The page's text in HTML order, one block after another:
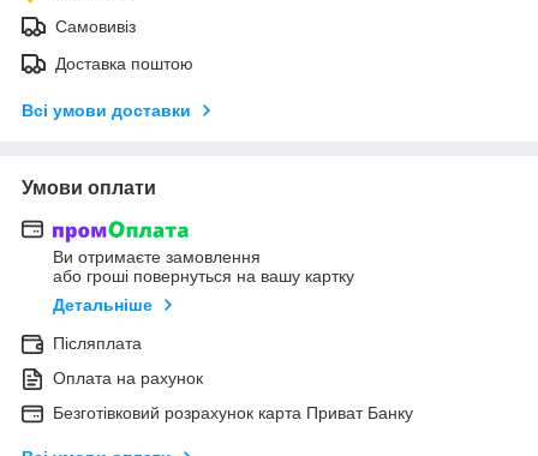
Самовивіз
Доставка поштою
Всі умови доставки
Умови оплати
Ви отримаєте замовлення
або гроші повернуться на вашу картку
Детальніше
Післяплата
Оплата на рахунок
Безготівковий розрахунок карта Приват Банку